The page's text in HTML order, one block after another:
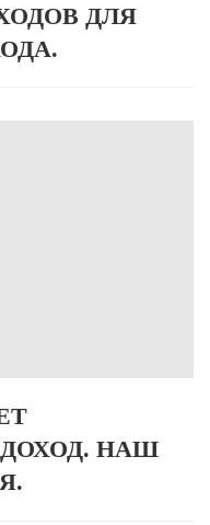
ДЛЯ
НАШ